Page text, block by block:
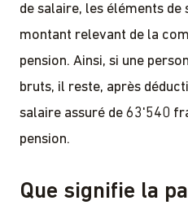
de salaire, les éléments de
montant relevant de la
pension. Ainsi, si une
bruts, il reste, après
salaire assuré de 63'540
pension.
Que signifie la